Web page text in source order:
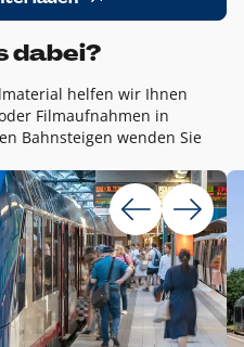
dabei?
helfen wir Ihnen
Filmaufnahmen in
Bahnsteigen wenden Sie